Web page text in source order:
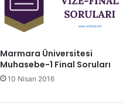
Marmara Üniversitesi
Muhasebe-1 Final Soruları
10 Nisan 2016